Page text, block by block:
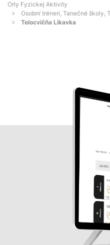
Orly Fyzickej Aktivity
Osobní tréneri, Tanečné školy,
Telocvičňa Likavka